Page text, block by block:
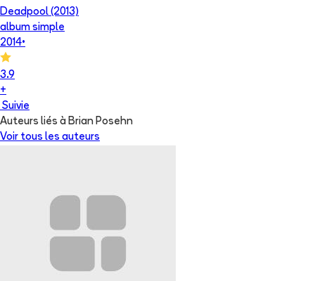
Deadpool (2013)
album simple
2014•
3.9
+
Suivie
Auteurs liés à Brian Posehn
Voir tous les auteurs